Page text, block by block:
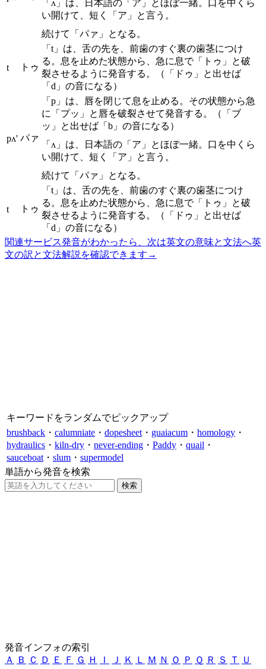
「ʌ」は、日本語の「ア」とほぼ一緒。口を中くら
い開けて、短く「ア」と言う。
続けて「パァ」となる。
t トゥ
「t」は、舌の先を、前歯のすぐ裏の歯茎につけ
る。息を止めた状態から、急に息で「トゥ」と破
裂させるように発音する。（「ドゥ」と出せば
「d」の音になる）
pʌ' パァ
「p」は、唇を閉じて息を止める。その状態から急
に「プッ」と唇を破裂させて発音する。（「ブ
ッ」と出せば「b」の音になる）
「ʌ」は、日本語の「ア」とほぼ一緒。口を中くら
い開けて、短く「ア」と言う。
続けて「パァ」となる。
t トゥ
「t」は、舌の先を、前歯のすぐ裏の歯茎につけ
る。息を止めた状態から、急に息で「トゥ」と破
裂させるように発音する。（「ドゥ」と出せば
「d」の音になる）
関連サービス発音がわかったら、次は英文の意味と文法へ英
文の訳と文法解説を確認できます →
キーワードをランダムでピックアップ
brushback ・ calumniate ・ dopesheet ・ guaiacum ・ homology ・
hydraulics ・ kiln-dry ・ never-ending ・ Paddy ・ quail ・
sauceboat ・ slum ・ supermodel
単語から発音を検索
発音インフォの索引
Ａ
Ｂ Ｃ Ｄ Ｅ Ｆ Ｇ Ｈ Ｉ Ｊ Ｋ Ｌ Ｍ Ｎ Ｏ Ｐ Ｑ Ｒ Ｓ Ｔ
Ｕ